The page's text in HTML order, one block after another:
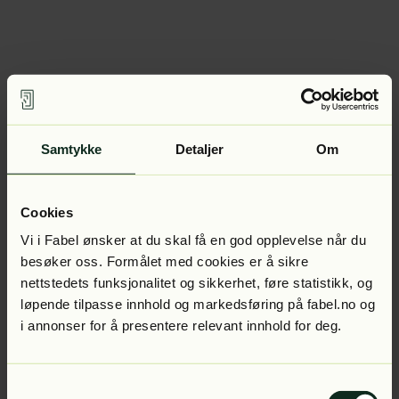
Samtykke Detaljer Om
Cookies
Vi i Fabel ønsker at du skal få en god opplevelse når du
besøker oss. Formålet med cookies er å sikre
nettstedets funksjonalitet og sikkerhet, føre statistikk, og
løpende tilpasse innhold og markedsføring på fabel.no og
i annonser for å presentere relevant innhold for deg.